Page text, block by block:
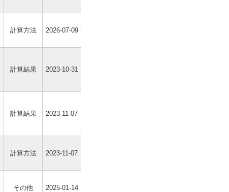
計算方法 2026-07-09
計算結果 2023-10-31
計算結果 2023-11-07
計算方法 2023-11-07
その他 2025-01-14